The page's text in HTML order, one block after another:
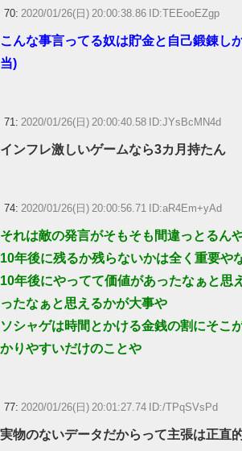
70: 2020/01/26(日) 20:00:38.86 ID:TEEooEZgp
こんな事言ってる奴は貯金と自己鍛錬し
当)
71: 2020/01/26(日) 20:00:40.58 ID:JYsBcMN4d
インフレ激しいゲームなら3カ月持たん
74: 2020/01/26(日) 20:00:56.71 ID:aR4Em+yAd
それは敵の発言がそもそも間違っとるん
10年後に残るか残らないかは全く重要や
10年後にやってて価値があったなぁと思
ったなぁと思えるかが大事や
ソシャゲは時間とかける金銭の割にそこ
かりやすいだけのことや
77: 2020/01/26(日) 20:01:27.74 ID:/TPqSVsPd
実物のないデータだからって主張は正直